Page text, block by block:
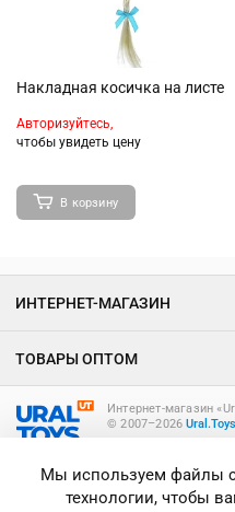
Накладная косичка на листе
Авторизуйтесь,
чтобы увидеть цену
В корзину
Интернет-магазин
© 2007–2026Ural.Toys
ИНТЕРНЕТ-МАГАЗИН
ТОВАРЫ ОПТОМ
Мы используем файлы
технологии, чтобы